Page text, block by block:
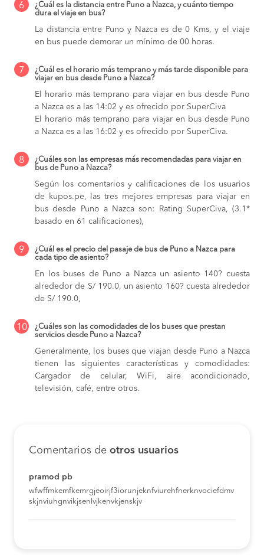
6
¿Cuál es la distancia entre Puno a Nazca, y cuánto tiempo
dura el viaje en bus?
La distancia entre Puno y Nazca es de 0 Kms, y el viaje
en bus puede demorar un mínimo de 00 horas.
7
¿Cuál es el horario más temprano y más tarde disponible para
viajar en bus desde Puno a Nazca?
El horario más temprano para viajar en bus desde Puno
a Nazca es a las 14:02 y es ofrecido por SuperCiva
El horario más temprano para viajar en bus desde Puno
a Nazca es a las 16:02 y es ofrecido por SuperCiva.
8
¿Cuáles son las empresas más recomendadas para viajar en
bus de Puno a Nazca?
Según los comentarios y calificaciones de los usuarios
de kupos.pe, las tres mejores empresas para viajar en
bus desde Puno a Nazca son: Rating SuperCiva, (3.1*
basado en 61 calificaciones),
9
¿Cuál es el precio del pasaje de bus de Puno a Nazca para
cada tipo de asiento?
En los buses de Puno a Nazca un asiento 140? cuesta
alrededor de S/ 190.0, un asiento 160? cuesta alrededor
de S/ 190.0,
10
¿Cuáles son las comodidades de los buses que prestan
servicios desde Puno a Nazca?
Generalmente, los buses que viajan desde Puno a Nazca
tienen las siguientes características y comodidades:
Cargador de celular, WiFi, aire acondicionado,
televisión, café, entre otros.
Comentarios de otros usuarios
pramod pb
wfwffmkemfkemrgjeoirjf3iorunjeknfviurehfnerknvociefdmv
skjnviuhgnvikjsenlvjkenvkjenskjv